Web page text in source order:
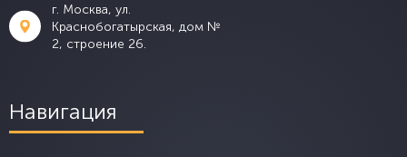
г. Москва, ул.
Краснобогатырская, дом №
2, строение 26.
Навигация